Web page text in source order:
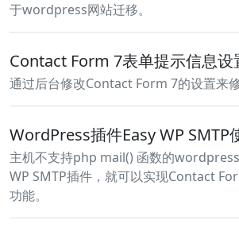
于wordpress网站迁移。
Contact Form 7表单提示信息设
通过后台修改Contact Form 7的设置来
WordPress插件Easy WP SMTP
主机不支持php mail() 函数的
WP SMTP插件，就可以实现Contact
功能。